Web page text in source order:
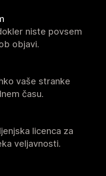
niste povsem
objavi.
vaše stranke
času.
licenca za
veljavnosti.